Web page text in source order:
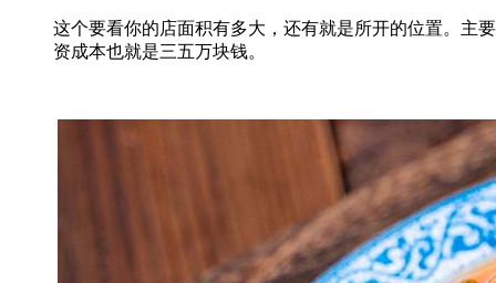
这个要看你的店面积有多大，还有就是所开的位置。主
资成本也就是三五万块钱。